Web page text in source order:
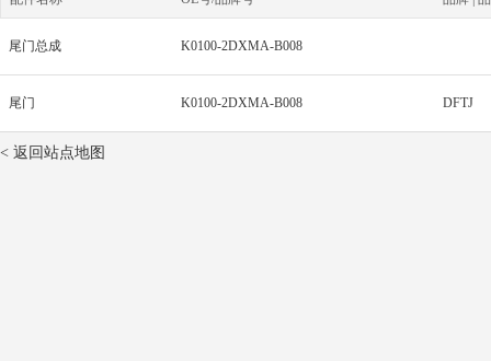
尾门总成 K0100-2DXMA-B008
尾门 K0100-2DXMA-B008 DFTJ
< 返回站点地图